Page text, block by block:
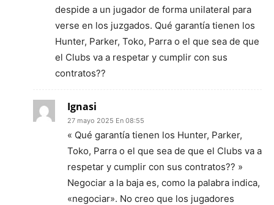
despide a un jugador de forma unilateral para
verse en los juzgados. Qué garantía tienen los
Hunter, Parker, Toko, Parra o el que sea de que
el Clubs va a respetar y cumplir con sus
contratos??
Ignasi
27 mayo 2025 En 08:55
« Qué garantía tienen los Hunter, Parker,
Toko, Parra o el que sea de que el Clubs va a
respetar y cumplir con sus contratos?? »
Negociar a la baja es, como la palabra indica,
«negociar». No creo que los jugadores